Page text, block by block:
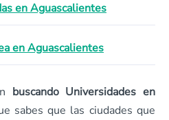
en Aguascalientes
en Aguascalientes
buscando Universidades en
sabes que las ciudades que